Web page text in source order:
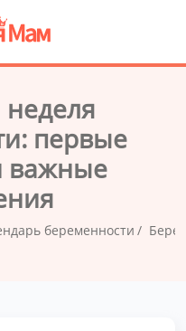
неделя
первые
важные
беременности